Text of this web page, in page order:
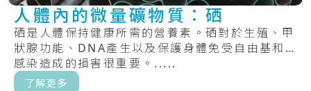
人體內的微量礦物質：硒
硒是人體保持健康所需的營養素。硒對於生殖、甲
狀腺功能、DNA產生以及保護身體免受自由基和
感染造成的損害很重要。.....
了解更多